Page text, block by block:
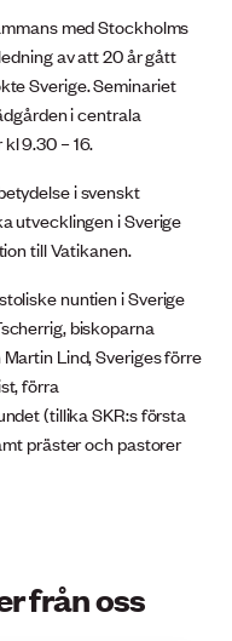
med Stockholms
av att 20 år gått
Sverige. Seminariet
i centrala
9.30 – 16.
i svenskt
utvecklingen i Sverige
till Vatikanen.
nuntien i Sverige
biskoparna
Lind, Sveriges förre
förra
(tillika SKR:s första
präster och pastorer
från oss